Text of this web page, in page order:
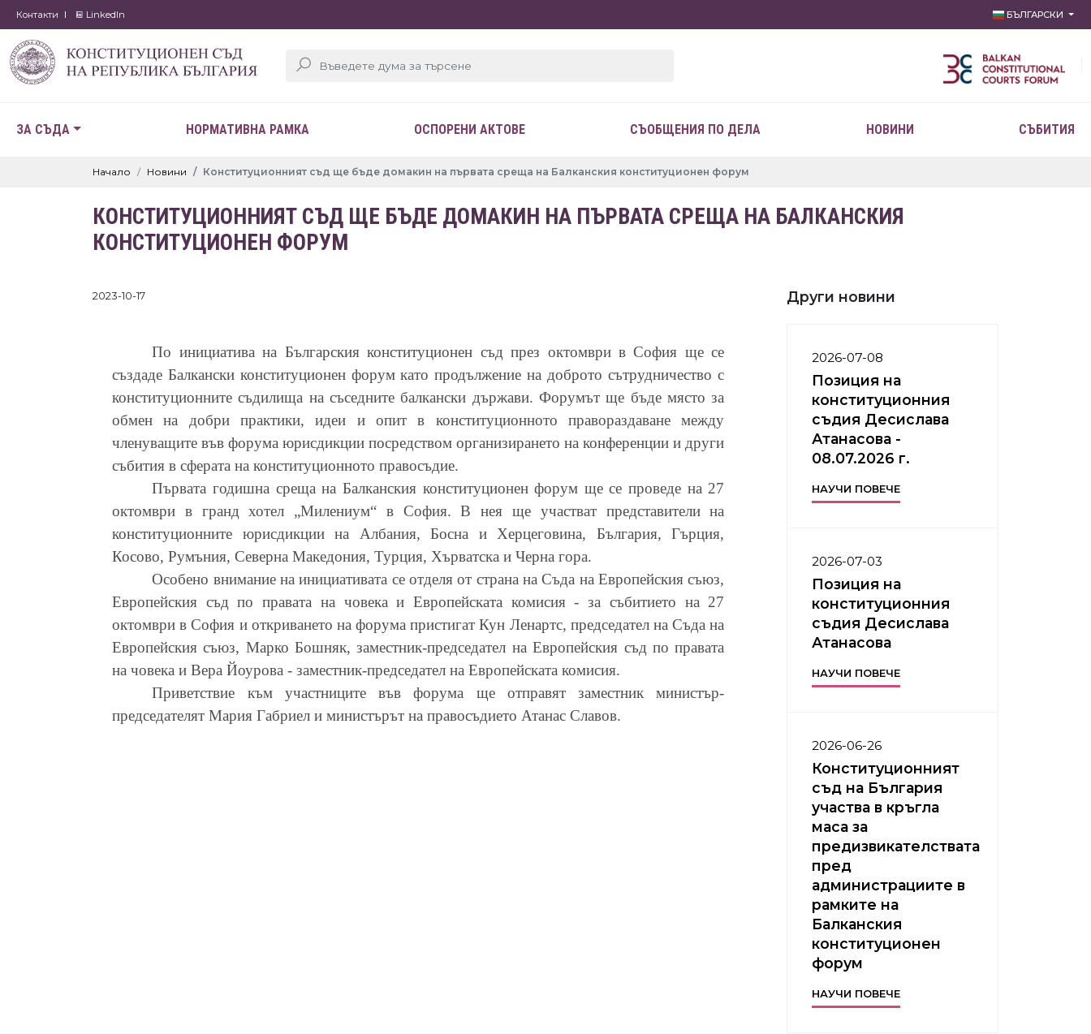
Контакти LinkedIn БЪЛГАРСКИ
ЗА СЪДА НОРМАТИВНА РАМКА ОСПОРЕНИ АКТОВЕ СЪОБЩЕНИЯ ПО ДЕЛА НОВИНИ СЪБИТИЯ
Начало Новини Конституционният съд ще бъде домакин на първата среща на Балканския конституционен форум
КОНСТИТУЦИОННИЯТ СЪД ЩЕ БЪДЕ ДОМАКИН НА ПЪРВАТА СРЕЩА НА БАЛКАНСКИЯ
КОНСТИТУЦИОНЕН ФОРУМ
2023-10-17
По инициатива на Българския конституционен съд през октомври в София ще се
създаде Балкански конституционен форум като продължение на доброто сътрудничество с
конституционните съдилища на съседните балкански държави. Форумът ще бъде място за
обмен на добри практики, идеи и опит в конституционното правораздаване между
членуващите във форума юрисдикции посредством организирането на конференции и други
събития в сферата на конституционното правосъдие.
Първата годишна среща на Балканския конституционен форум ще се проведе на 27
октомври в гранд хотел „Милениум“ в София. В нея ще участват представители на
конституционните юрисдикции на Албания, Босна и Херцеговина, България, Гърция,
Косово, Румъния, Северна Македония, Турция, Хърватска и Черна гора.
Особено внимание на инициативата се отделя от страна на Съда на Европейския съюз,
Европейския съд по правата на човека и Европейската комисия - за събитието на 27
октомври в София и откриването на форума пристигат Кун Ленартс, председател на Съда на
Европейския съюз, Марко Бошняк, заместник-председател на Европейския съд по правата
на човека и Вера Йоурова - заместник-председател на Европейската комисия.
Приветствие към участниците във форума ще отправят заместник министър-
председателят Мария Габриел и министърът на правосъдието Атанас Славов.
Други новини
2026-07-08
Позиция на
конституционния
съдия Десислава
Атанасова -
08.07.2026 г.
НАУЧИ ПОВЕЧЕ
2026-07-03
Позиция на
конституционния
съдия Десислава
Атанасова
НАУЧИ ПОВЕЧЕ
2026-06-26
Конституционният
съд на България
участва в кръгла
маса за
предизвикателствата
пред
администрациите в
рамките на
Балканския
конституционен
форум
НАУЧИ ПОВЕЧЕ